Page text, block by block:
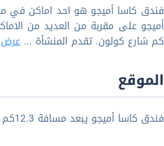
كم شارع كولون. تقدم المنشأة ...عرض
الموقع
فندق كاسا أميجو يبعد مسافة 12.3كم عن مطار ماكتان سيبو الدولي.